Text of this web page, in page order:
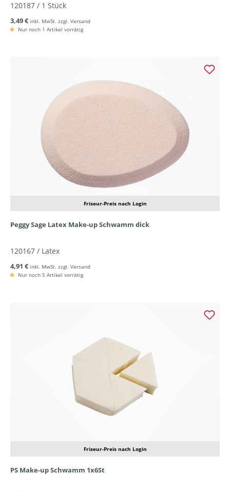
120187 / 1 Stück
3,49 € inkl. MwSt. zzgl. Versand
Nur noch 1 Artikel vorrätig
Friseur-Preis nach Login
Peggy Sage Latex Make-up Schwamm dick
120167 / Latex
4,91 € inkl. MwSt. zzgl. Versand
Nur noch 5 Artikel vorrätig
Friseur-Preis nach Login
PS Make-up Schwamm 1x6St